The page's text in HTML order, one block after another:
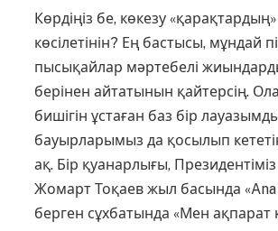
Көрдіңіз бе, көкезу
көсілетінін? Ең бастысы, мұндай
пысықайлар мәртебелі
берінен айтатынын қайтерсің.
бишігін ұстаған баз бір
бауырларымыз да қосылып
ақ. Бір қуанарлығы,
Жомарт Тоқаев жыл басында «Ana
берген сұхбатында «Мен ақпарат